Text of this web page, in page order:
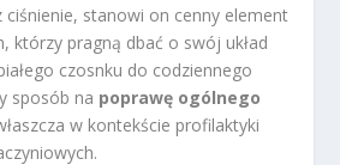
stanowi on cenny element
którzy pragną dbać o swój układ
czosnku do codziennego
sposób na poprawę ogólnego
w kontekście profilaktyki